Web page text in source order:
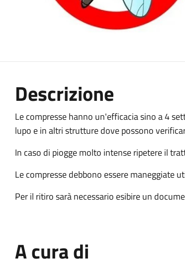
Descrizione
Le compresse hanno un'efficacia sino a 4
lupo e in altri strutture dove possono
In caso di piogge molto intense ripetere il
Le compresse debbono essere maneggiate
Per il ritiro sarà necessario esibire un
A cura di